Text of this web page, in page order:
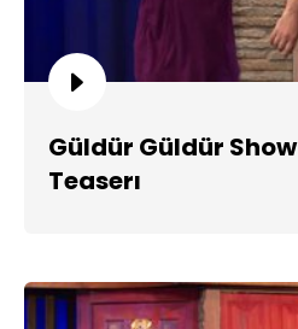
Güldür Güldür
Teaserı